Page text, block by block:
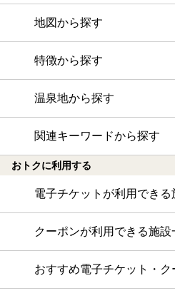
地図から探す
特徴から探す
温泉地から探す
関連キーワードから探す
おトクに利用する
電子チケットが利用できる
クーポンが利用できる施設
おすすめ電子チケット・ク